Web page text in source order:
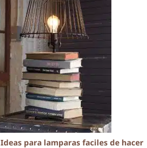
Ideas para lamparas faciles de hacer